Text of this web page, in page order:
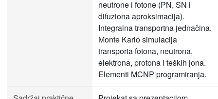
neutrone i fotone (PN, SN i
difuziona aproksimacija).
Integralna transportna jednačina.
Monte Karlo simulacija
transporta fotona, neutrona,
elektrona, protona i teških jona.
Elementi MCNP programiranja.